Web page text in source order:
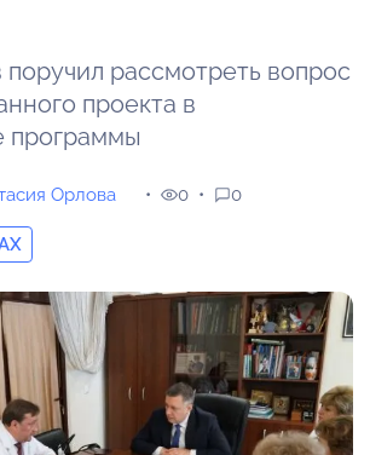
поручил рассмотреть вопрос
проекта в
программы
Орлова 0 0